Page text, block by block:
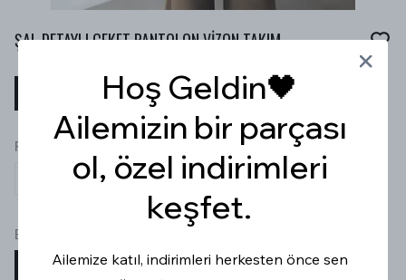
ŞAL DETAYLI CEKET PANTOLON VİZON TAKIM
₺ 3,099.99
₺ 2,169.99
RENK
Beden
L
Hoş Geldin🖤
Ailemizin bir parçası
ol, özel indirimleri
keşfet.
Ailemize katıl, indirimleri herkesten önce sen